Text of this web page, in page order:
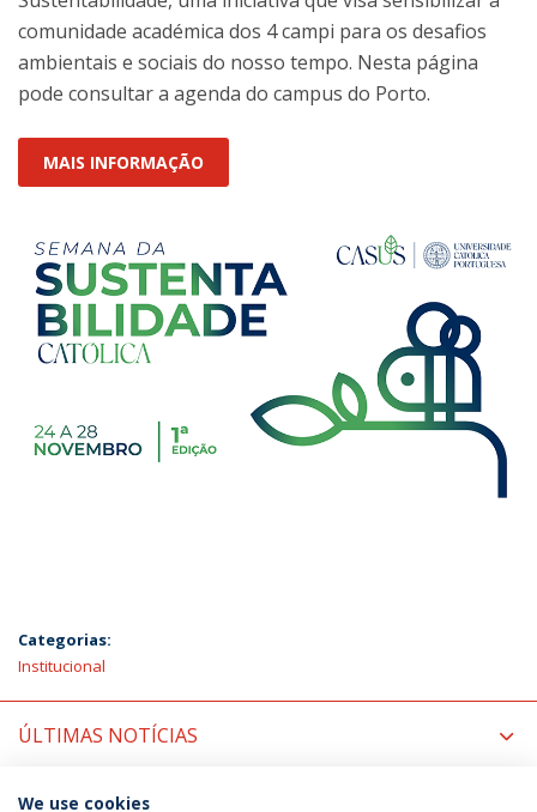
comunidade académica dos 4 campi para os desafios
ambientais e sociais do nosso tempo. Nesta página
pode consultar a agenda do campus do Porto.
MAIS INFORMAÇÃO
Categorias:
Institucional
ÚLTIMAS NOTÍCIAS
PRÓXIMOS EVENTOS
We use cookies